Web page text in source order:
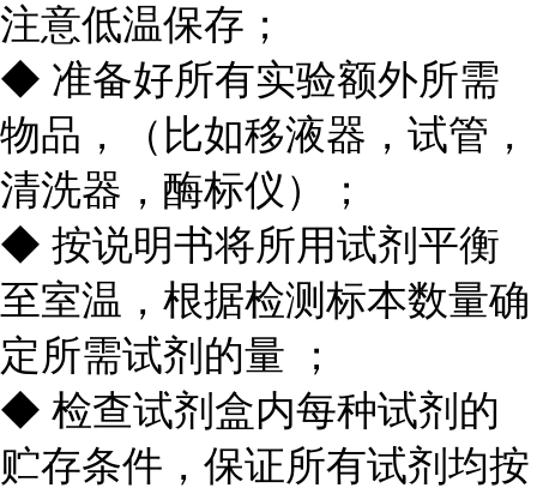
注意低温保存；
◆ 准备好所有实验额外所需
物品，（比如移液器，试管，
清洗器，酶标仪）；
◆ 按说明书将所用试剂平衡
至室温，根据检测标本数量确
定所需试剂的量 ；
◆ 检查试剂盒内每种试剂的
贮存条件，保证所有试剂均按